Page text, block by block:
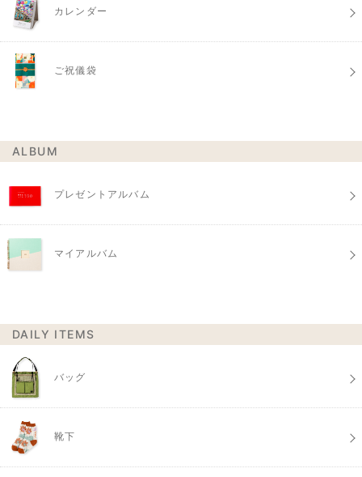
カレンダー
ご祝儀袋
ALBUM
プレゼントアルバム
マイアルバム
DAILY ITEMS
バッグ
靴下